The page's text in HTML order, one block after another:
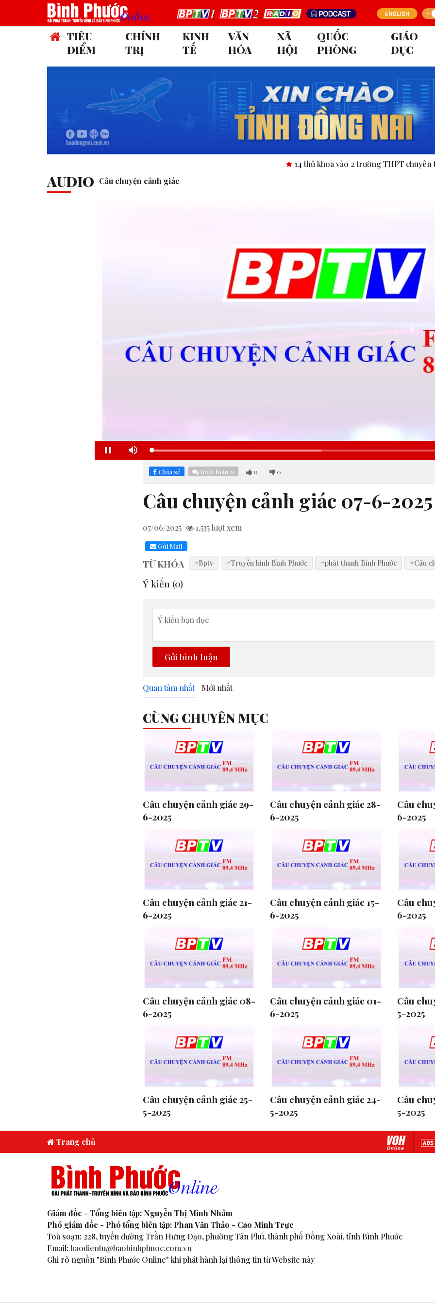
TIÊU
ĐIỂM
CHÍNH
TRỊ
KINH
TẾ
VĂN
HÓA
XÃ
HỘI
QUỐC
PHÒNG
GIÁO
DỤC
14 thủ khoa vào 2 trường THPT chuyên tỉnh Bình
AUDIO Câu chuyện cảnh giác
Pause Mute Loaded:
48.81%
Chia sẻ Bình luận 0 0 0
Câu chuyện cảnh giác 07-6-2025
07/06/2025 1,535lượt xem
Gửi Mail
TỪ KHÓA #Bptv #Truyền hình Bình Phước #phát thanh Bình Phước #Câu
Ý kiến (0)
Gửi bình luận
Quan tâm nhất Mới nhất
CÙNG CHUYÊN MỤC
Câu chuyện cảnh giác 29-
6-2025
Câu chuyện cảnh giác 28-
6-2025
Câu
6-2025
Câu chuyện cảnh giác 21-
6-2025
Câu chuyện cảnh giác 15-
6-2025
Câu
6-2025
Câu chuyện cảnh giác 08-
6-2025
Câu chuyện cảnh giác 01-
6-2025
Câu
5-2025
Câu chuyện cảnh giác 25-
5-2025
Câu chuyện cảnh giác 24-
5-2025
Câu
5-2025
Trang chủ
Giám đốc - Tổng biên tập: Nguyễn Thị Minh Nhâm
Phó giám đốc - Phó tổng biên tập: Phan Văn Thảo - Cao Minh Trực
Toà soạn: 228, tuyến đường Trần Hưng Đạo, phường Tân Phú, thành phố Đồng Xoài, tỉnh Bình Phước
Email: baodientu@baobinhphuoc.com.vn
Ghi rõ nguồn "Bình Phước Online" khi phát hành lại thông tin từ Website này